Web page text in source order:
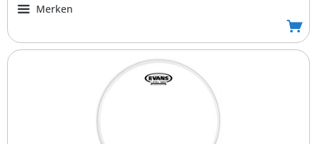
Merken